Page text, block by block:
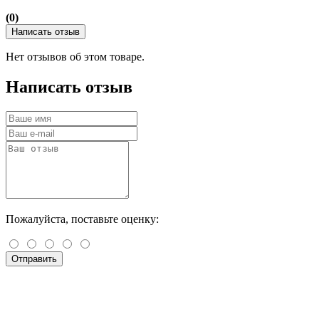
(0)
Написать отзыв
Нет отзывов об этом товаре.
Написать отзыв
Пожалуйста, поставьте оценку:
Отправить